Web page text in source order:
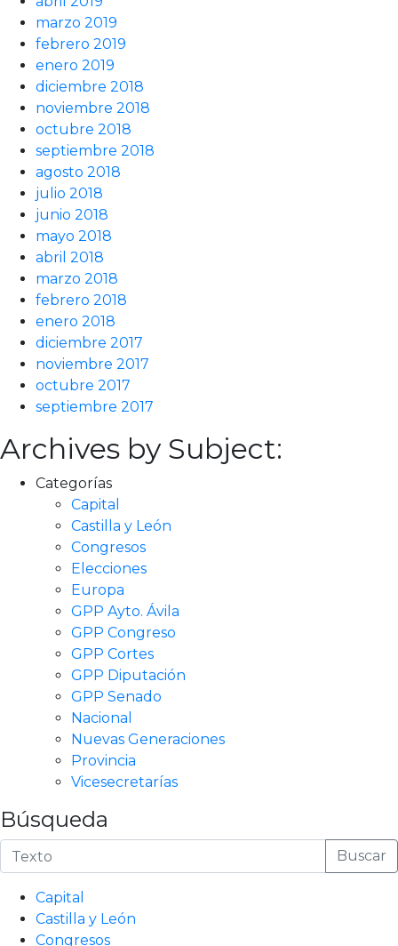
marzo 2019
febrero 2019
enero 2019
diciembre 2018
noviembre 2018
octubre 2018
septiembre 2018
agosto 2018
julio 2018
junio 2018
mayo 2018
abril 2018
marzo 2018
febrero 2018
enero 2018
diciembre 2017
noviembre 2017
octubre 2017
septiembre 2017
Archives by Subject:
Categorías
Capital
Castilla y León
Congresos
Elecciones
Europa
GPP Ayto. Ávila
GPP Congreso
GPP Cortes
GPP Diputación
GPP Senado
Nacional
Nuevas Generaciones
Provincia
Vicesecretarías
Búsqueda
Buscar
Capital
Castilla y León
Congresos